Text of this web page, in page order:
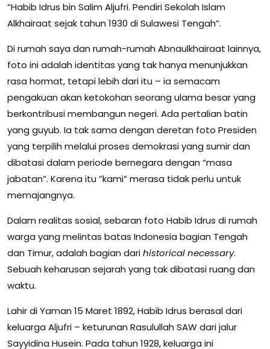
“Habib Idrus bin Salim Aljufri. Pendiri Sekolah Islam
Alkhairaat sejak tahun 1930 di Sulawesi Tengah”.
Di rumah saya dan rumah-rumah Abnaulkhairaat lainnya,
foto ini adalah identitas yang tak hanya menunjukkan
rasa hormat, tetapi lebih dari itu – ia semacam
pengakuan akan ketokohan seorang ulama besar yang
berkontribusi membangun negeri. Ada pertalian batin
yang guyub. Ia tak sama dengan deretan foto Presiden
yang terpilih melalui proses demokrasi yang sumir dan
dibatasi dalam periode bernegara dengan “masa
jabatan”. Karena itu “kami” merasa tidak perlu untuk
memajangnya.
Dalam realitas sosial, sebaran foto Habib Idrus di rumah
warga yang melintas batas Indonesia bagian Tengah
dan Timur, adalah bagian darihistorical necessary.
Sebuah keharusan sejarah yang tak dibatasi ruang dan
waktu.
Lahir di Yaman 15 Maret 1892, Habib Idrus berasal dari
keluarga Aljufri – keturunan Rasulullah SAW dari jalur
Sayyidina Husein. Pada tahun 1928, keluarga ini